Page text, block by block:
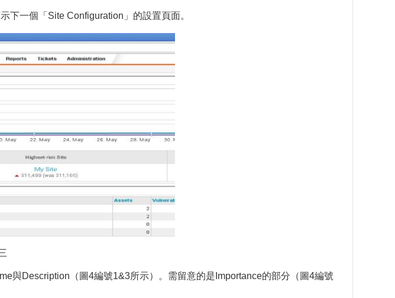
下一個「Site Configuration」的設置頁面。
與Description（圖4編號1&3所示）。需留意的是Importance的部分（圖4編號